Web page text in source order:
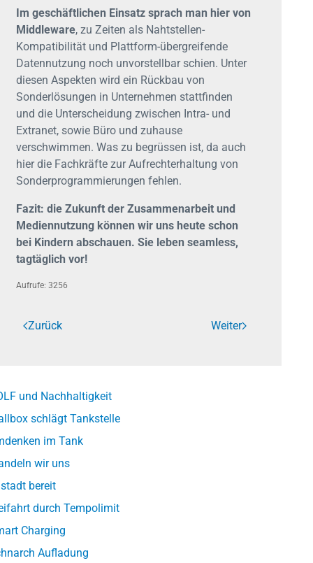
Im geschäftlichen Einsatz sprach man hier von
Middleware, zu Zeiten als Nahtstellen-
Kompatibilität und Plattform-übergreifende
Datennutzung noch unvorstellbar schien. Unter
diesen Aspekten wird ein Rückbau von
Sonderlösungen in Unternehmen stattfinden
und die Unterscheidung zwischen Intra- und
Extranet, sowie Büro und zuhause
verschwimmen. Was zu begrüssen ist, da auch
hier die Fachkräfte zur Aufrechterhaltung von
Sonderprogrammierungen fehlen.
Fazit: die Zukunft der Zusammenarbeit und
Mediennutzung können wir uns heute schon
bei Kindern abschauen. Sie leben seamless,
tagtäglich vor!
Aufrufe: 3256
Zurück Weiter
und Nachhaltigkeit
schlägt Tankstelle
im Tank
wir uns
bereit
durch Tempolimit
Charging
Aufladung